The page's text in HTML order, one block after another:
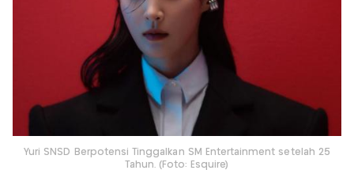
Yuri SNSD Berpotensi Tinggalkan SM Entertainment setelah 25
Tahun. (Foto: Esquire)